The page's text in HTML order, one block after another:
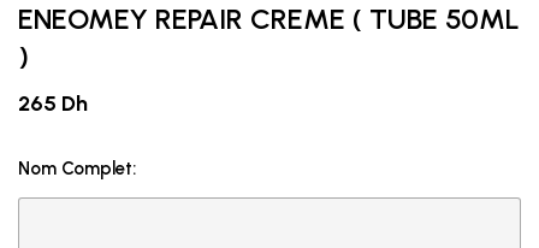
ENEOMEY REPAIR CREME ( TUBE 50ML
)
265 Dh
Nom Complet: